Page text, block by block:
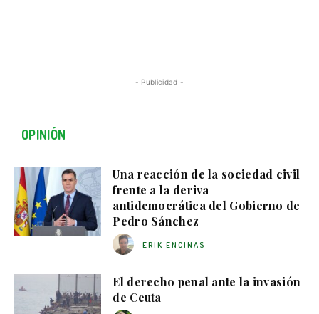
- Publicidad -
OPINIÓN
Una reacción de la sociedad civil
frente a la deriva
antidemocrática del Gobierno de
Pedro Sánchez
ERIK ENCINAS
El derecho penal ante la invasión
de Ceuta